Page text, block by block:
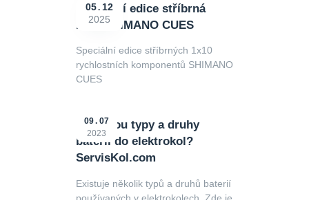
Speciální edice stříbrná
1x10 SHIMANO CUES
05
12
2025
Speciální edice stříbrných 1x10
rychlostních komponentů SHIMANO
CUES
Jake jsou typy a druhy
baterií do elektrokol?
ServisKol.com
09
07
2023
Existuje několik typů a druhů baterií